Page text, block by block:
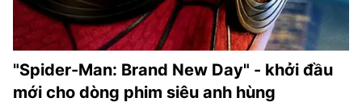
"Spider-Man: Brand New Day" - khởi đầu
mới cho dòng phim siêu anh hùng